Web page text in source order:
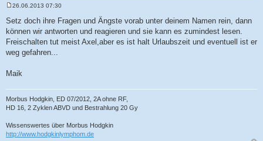
i
t
a
g
26.06.2013 07:30
Setz doch ihre Fragen und Ängste vorab unter deinem Namen rein, dann
können wir antworten und reagieren und sie kann es zumindest lesen.
Freischalten tut meist Axel,aber es ist halt Urlaubszeit und eventuell ist er
weg gefahren...
Maik
Morbus Hodgkin, ED 07/2012, 2A ohne RF,
HD 16, 2 Zyklen ABVD und Bestrahlung 20 Gy
Wissenswertes über Morbus Hodgkin
http://www.hodgkinlymphom.de